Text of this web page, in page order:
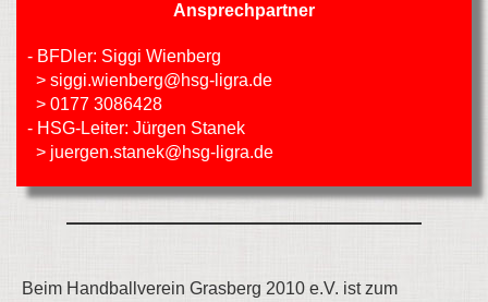
Ansprechpartner
- BFDler: Siggi Wienberg
> siggi.wienberg@hsg-ligra.de
> 0177 3086428
- HSG-Leiter: Jürgen Stanek
> juergen.stanek@hsg-ligra.de
Beim Handballverein Grasberg 2010 e.V. ist zum